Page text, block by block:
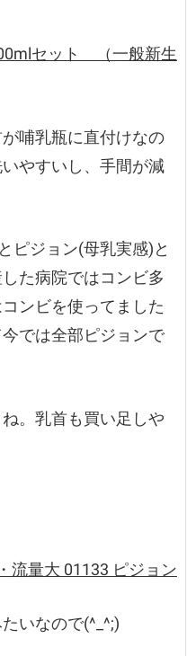
セット （一般新生
哺乳瓶に直付けなの
やすいし、手間が減
ピジョン(母乳実感)と
た病院ではコンビ多
ンビを使ってました
では全部ピジョンで
。乳首も買い足しや
流量大 01133 ピジョン
いなので(^_^;)